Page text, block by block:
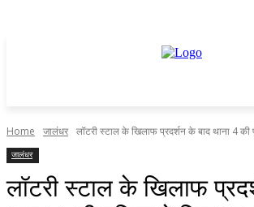
Home जालंधर लॉटरी स्टाल के खिलाफ प्रदर्शन के बाद थाना 4
जालंधर
लॉटरी स्टाल के खिलाफ